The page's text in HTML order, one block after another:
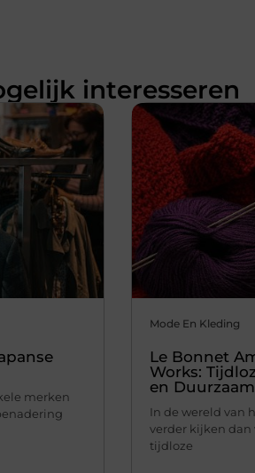
interesseren
merken
Mode En Kleding
Le Bonnet
Works:
en
In de wereld van
verder kijken dan
tijdloze